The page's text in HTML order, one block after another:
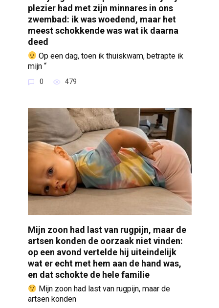
plezier had met zijn minnares in ons
zwembad: ik was woedend, maar het
meest schokkende was wat ik daarna
deed
Op een dag, toen ik thuiskwam, betrapte ik
mijn “
0 479
Mijn zoon had last van rugpijn, maar de
artsen konden de oorzaak niet vinden:
op een avond vertelde hij uiteindelijk
wat er echt met hem aan de hand was,
en dat schokte de hele familie
Mijn zoon had last van rugpijn, maar de
artsen konden